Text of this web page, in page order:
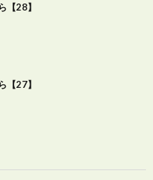
【28】
【27】